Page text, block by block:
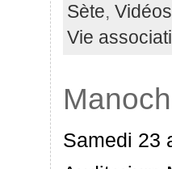
Sète, Vidéos
Vie
Samedi 23